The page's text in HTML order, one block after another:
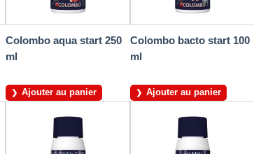
Colombo aqua start 250
ml
Ajouter au panier
Colombo bacto start 100
ml
Ajouter au panier